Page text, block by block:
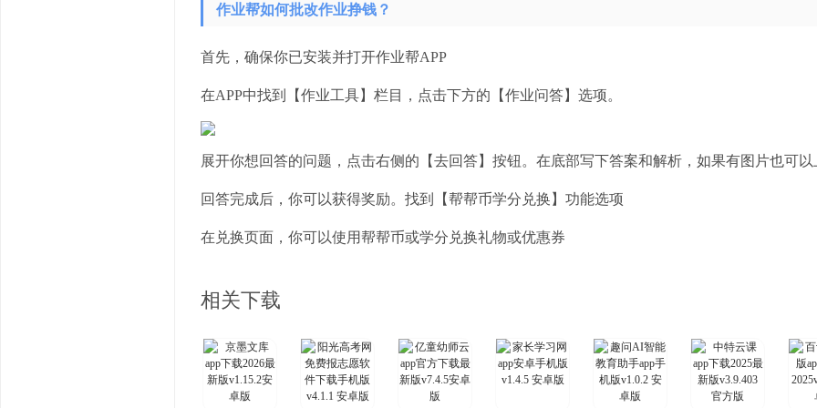
作业帮如何批改作业挣钱？
首先，确保你已安装并打开作业帮APP
在APP中找到【作业工具】栏目，点击下方的【作业问答】选项。‌
展开你想回答的问题，点击右侧的【去回答】按钮。在底部写下答案和解析，如果有图片也可以
回答完成后，你可以获得奖励。找到【帮帮币学分兑换】功能选项
在兑换页面，你可以使用帮帮币或学分兑换礼物或优惠券
相关下载